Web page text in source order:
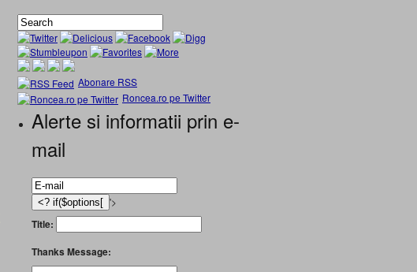
Abonare RSS
Roncea.ro pe Twitter
Alerte si informatii prin e-
mail
'>
Title:
Thanks Message: